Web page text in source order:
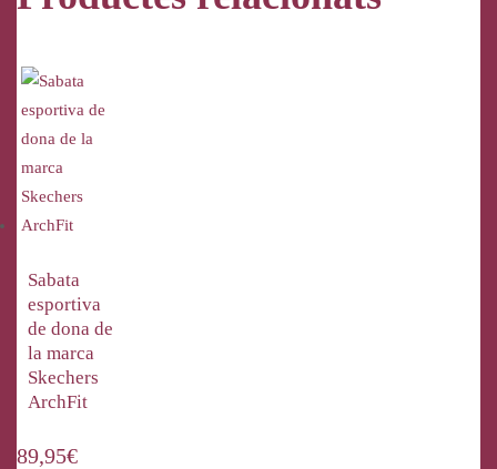
Sabata
esportiva
de dona de
la marca
Skechers
ArchFit
89,95€